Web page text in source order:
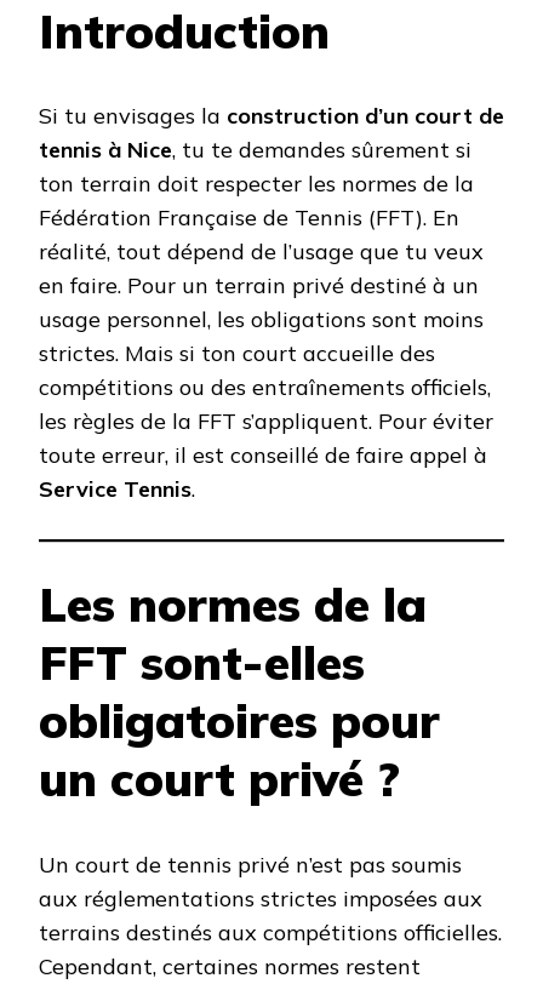
Introduction
Si tu envisages la construction d’un court de
tennis à Nice, tu te demandes sûrement si
ton terrain doit respecter les normes de la
Fédération Française de Tennis (FFT). En
réalité, tout dépend de l’usage que tu veux
en faire. Pour un terrain privé destiné à un
usage personnel, les obligations sont moins
strictes. Mais si ton court accueille des
compétitions ou des entraînements officiels,
les règles de la FFT s’appliquent. Pour éviter
toute erreur, il est conseillé de faire appel à
Service Tennis.
Les normes de la
FFT sont-elles
obligatoires pour
un court privé ?
Un court de tennis privé n’est pas soumis
aux réglementations strictes imposées aux
terrains destinés aux compétitions officielles.
Cependant, certaines normes restent